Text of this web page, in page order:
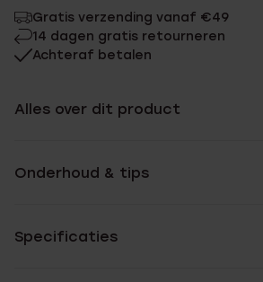
Gratis verzending vanaf €49
14 dagen gratis retourneren
Achteraf betalen
Alles over dit product
Onderhoud & tips
Specificaties